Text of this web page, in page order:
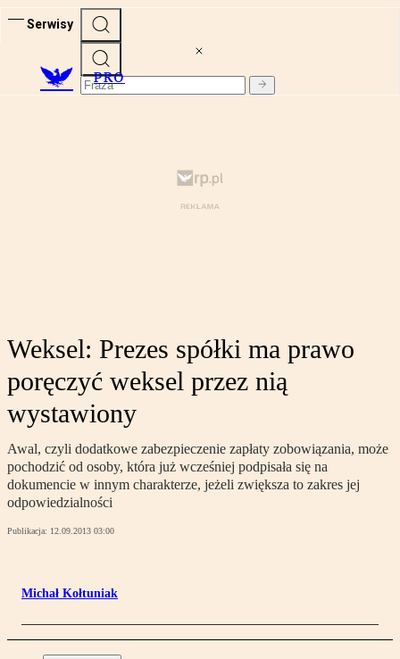
Serwisy
PRO
Weksel: Prezes spółki ma prawo
poręczyć weksel przez nią
wystawiony
Awal, czyli dodatkowe zabezpieczenie zapłaty zobowiązania, może
pochodzić od osoby, która już wcześniej podpisała się na
dokumencie w innym charakterze, jeżeli zwiększa to zakres jej
odpowiedzialności
Publikacja: 12.09.2013 03:00
Michał Kołtuniak